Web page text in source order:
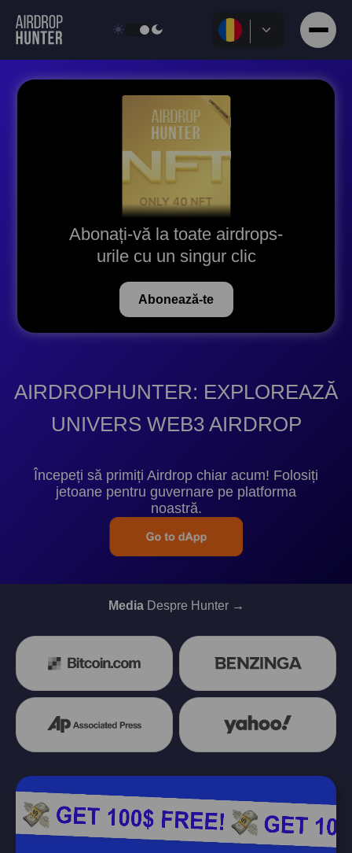
Abonați-vă la toate airdrops-
urile cu un singur clic
Abonează-te
AIRDROPHUNTER: EXPLOREAZĂ
UNIVERS WEB3 AIRDROP
Începeți să primiți Airdrop chiar acum! Folosiți
jetoane pentru guvernare pe platforma
noastră.
Media Despre Hunter →